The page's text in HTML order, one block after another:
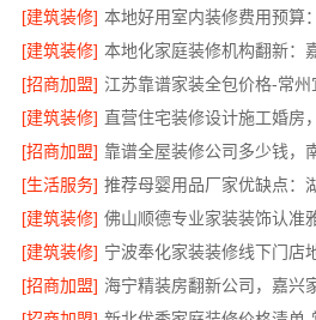
[建筑装修]
[建筑装修] 本地化家庭装修机构翻新：
[招商加盟] 江苏靠谱家装全包价格-常
[建筑装修]
[招商加盟]
[生活服务]
[建筑装修] 佛山顺德专业家装装饰认准
[建筑装修] 宁波奉化家装装修线下门店
[招商加盟] 海宁精装房翻新公司，嘉兴